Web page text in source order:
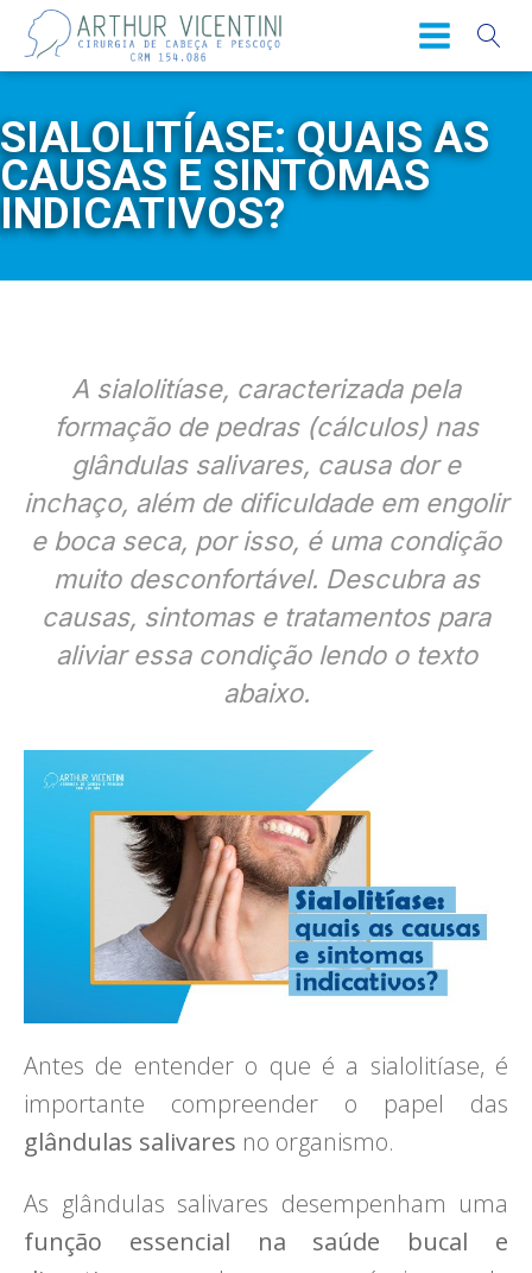
SIALOLITÍASE: QUAIS AS
CAUSAS E SINTOMAS
INDICATIVOS?
A sialolitíase, caracterizada pela
formação de pedras (cálculos) nas
glândulas salivares, causa dor e
inchaço, além de dificuldade em engolir
e boca seca, por isso, é uma condição
muito desconfortável. Descubra as
causas, sintomas e tratamentos para
aliviar essa condição lendo o texto
abaixo.
Antes de entender o que é a sialolitíase, é
importante compreender o papel das
glândulas salivares no organismo.
As glândulas salivares desempenham uma
função essencial na saúde bucal e